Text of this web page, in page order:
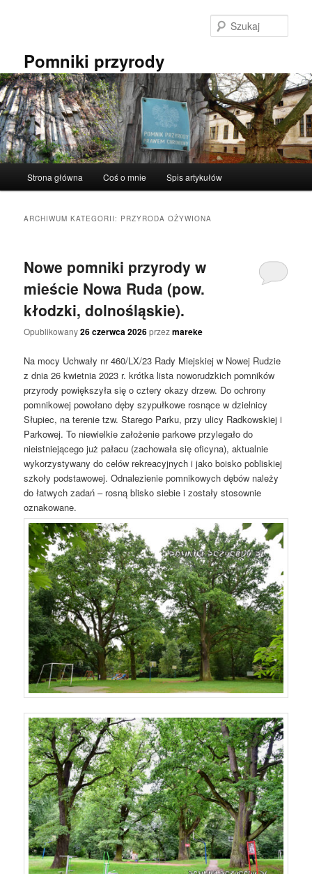
Pomniki przyrody
Strona główna Coś o mnie Spis artykułów
ARCHIWUM KATEGORII: PRZYRODA OŻYWIONA
Nowe pomniki przyrody w
mieście Nowa Ruda (pow.
kłodzki, dolnośląskie).
Opublikowany26 czerwca 2026przezmareke
Na mocy Uchwały nr 460/LX/23 Rady Miejskiej w Nowej Rudzie
z dnia 26 kwietnia 2023 r. krótka lista noworudzkich pomników
przyrody powiększyła się o cztery okazy drzew. Do ochrony
pomnikowej powołano dęby szypułkowe rosnące w dzielnicy
Słupiec, na terenie tzw. Starego Parku, przy ulicy Radkowskiej i
Parkowej. To niewielkie założenie parkowe przylegało do
nieistniejącego już pałacu (zachowała się oficyna), aktualnie
wykorzystywany do celów rekreacyjnych i jako boisko pobliskiej
szkoły podstawowej. Odnalezienie pomnikowych dębów należy
do łatwych zadań – rosną blisko siebie i zostały stosownie
oznakowane.